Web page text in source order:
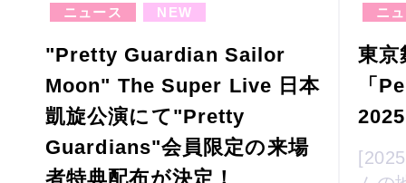
ニュース NEW
"Pretty Guardian Sailor
Moon" The Super Live 日本
凱旋公演にて"Pretty
Guardians"会員限定の来場
者特典配布が決定！
ニ
東京
「